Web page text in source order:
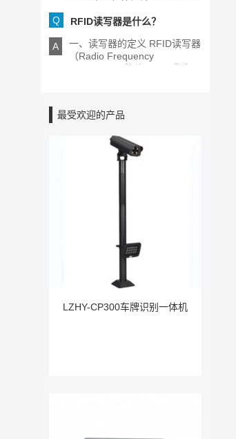
Q
RFID读写器是什么？
A
一、读写器的定义 RFID读写器
（Radio Frequency
最受欢迎的产品
LZHY-CP300车牌识别一体机